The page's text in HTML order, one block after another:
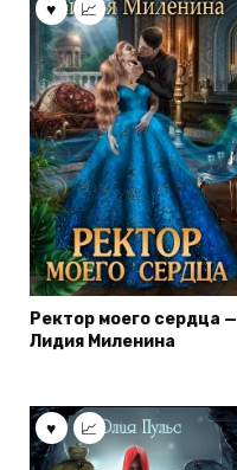
Ректор моего сердца —
Лидия Миленина